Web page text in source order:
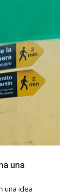
una
una idea